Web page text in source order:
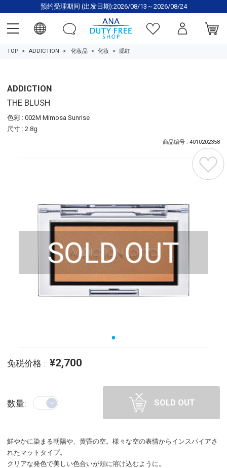
预约受理期间 (出发日期):2026/08/13～2026/08/24
TOP ADDICTION 化妆品 化妆 腮红
ADDICTION
THE BLUSH
色彩 : 002M Mimosa Sunrise
尺寸 : 2.8g
商品编号 : 4010202358
免税价格 : ¥2,700
数量: SOLD OUT
鮮やかに染まる朝陽や、黄昏の空。様々な空の表情からインスパイアさ
れたマットタイプ。
クリアな発色で美しい色合いが頬に溶け込むように。